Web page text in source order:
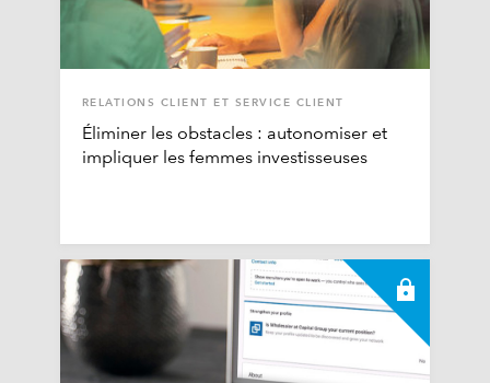
RELATIONS CLIENT ET SERVICE CLIENT
Éliminer les obstacles : autonomiser et
impliquer les femmes investisseuses